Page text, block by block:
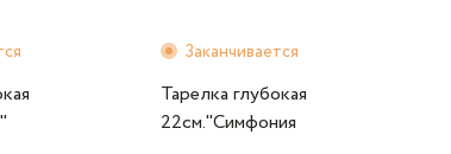
Заканчивается
Тарелка глубокая
22см."Симфония